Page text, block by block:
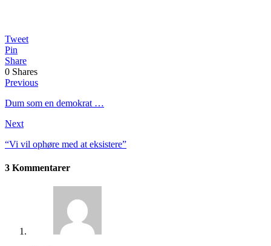
Tweet
Pin
Share
0 Shares
Previous
Dum som en demokrat …
Next
“Vi vil ophøre med at eksistere”
3 Kommentarer